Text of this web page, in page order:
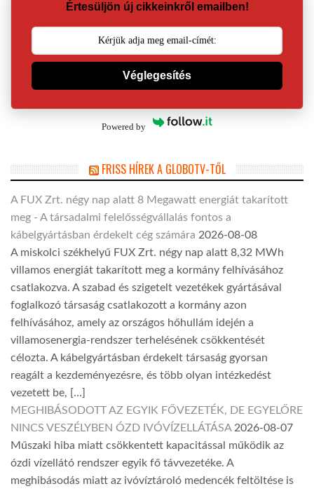
Értesüljön új cikkeinkről emailben!
Véglegesítés
Powered by
FRISS HÍREK A GLOBOTV-TŐL
A FUX Zrt. négy nap alatt 8 Megawatt energiát takarított
meg - A társadalmi felelősségvállalás fontos a
kábelgyártásban érdekelt cég számára 2026-08-08
A miskolci székhelyű FUX Zrt. négy nap alatt 8,32 MWh
villamos energiát takarított meg a kormány felhívásához
csatlakozva. A szabad és szigetelt vezetékek gyártásával
foglalkozó társaság csatlakozott a kormány azon
felhívásához, amely az országos hőhullám idején a
villamosenergia-rendszer terhelésének csökkentését
célozta. A kábelgyártásban érdekelt társaság gyorsan
reagált a kezdeményezésre, és több olyan intézkedést
vezetett be, […]
MEGHIBÁSODOTT AZ EGYIK FŐVEZETÉK, DE EGYELŐRE
NINCS VESZÉLYBEN ÓZD IVÓVÍZELLÁTÁSA 2026-08-07
Műszaki hiba miatt csökkentett kapacitással működik az
ózdi vízellátó rendszer egyik fő távvezetéke. A
meghibásodás miatt az ivóvíztároló medencék feltöltése is